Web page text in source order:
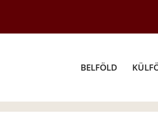
BELFÖLD